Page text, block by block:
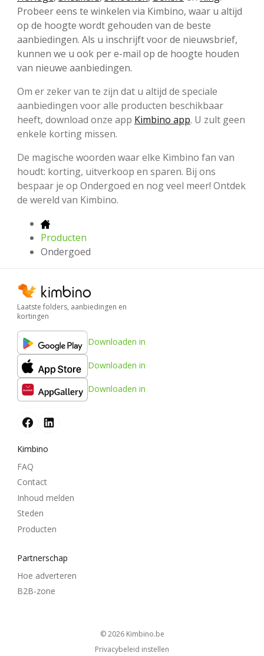
Probeer eens te winkelen via Kimbino, waar u altijd
op de hoogte wordt gehouden van de beste
aanbiedingen. Als u inschrijft voor de nieuwsbrief,
kunnen we u ook per e-mail op de hoogte houden
van nieuwe aanbiedingen.
Om er zeker van te zijn dat u altijd de speciale
aanbiedingen voor alle producten beschikbaar
heeft, download onze app Kimbino app. U zult geen
enkele korting missen.
De magische woorden waar elke Kimbino fan van
houdt: korting, uitverkoop en sparen. Bij ons
bespaar je op Ondergoed en nog veel meer! Ontdek
de wereld van Kimbino.
Producten
Ondergoed
Laatste folders, aanbiedingen en
kortingen
Downloaden in
Downloaden in
Downloaden in
Kimbino
FAQ
Contact
Inhoud melden
Steden
Producten
Partnerschap
Hoe adverteren
B2B-zone
© 2026 kimbino.be
Privacybeleid instellen